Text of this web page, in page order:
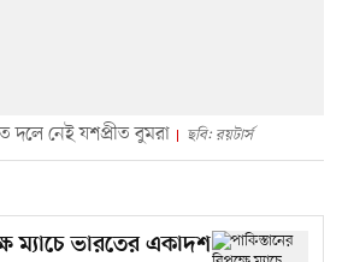
দলে নেই যশপ্রীত বুমরা ছবি: রয়টার্স
ম্যাচে ভারতের একাদশ